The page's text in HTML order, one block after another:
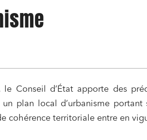
Conseil d’État apporte des
plan local d’urbanisme portant
cohérence territoriale entre en